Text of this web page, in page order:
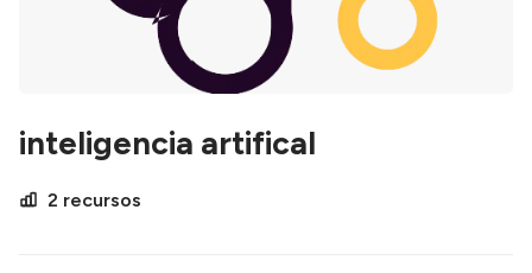
inteligencia artifical
2 recursos